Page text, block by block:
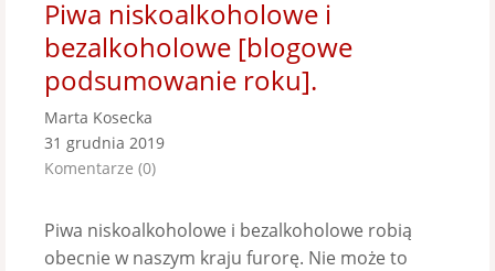
Piwa niskoalkoholowe i
bezalkoholowe [blogowe
podsumowanie roku].
Marta Kosecka
31 grudnia 2019
Komentarze (0)
Piwa niskoalkoholowe i bezalkoholowe robią
obecnie w naszym kraju furorę. Nie może to